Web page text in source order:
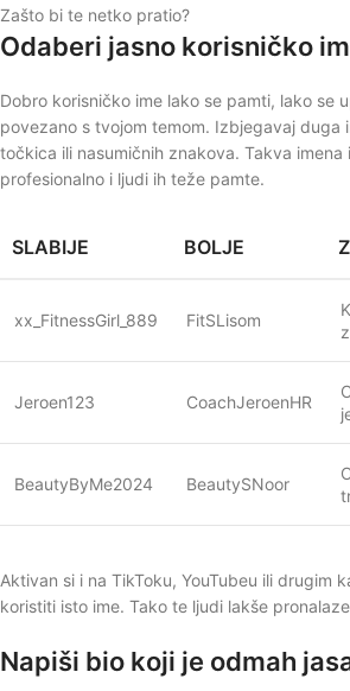
Zašto bi te netko pratio?
Odaberi jasno korisničko
Dobro korisničko ime lako se pamti, lako se
povezano s tvojom temom. Izbjegavaj duga
točkica ili nasumičnih znakova. Takva imena
profesionalno i ljudi ih teže pamte.
SLABIJE BOLJE
xx_FitnessGirl_889 FitSLisom
Jeroen123 CoachJeroenHR
BeautyByMe2024 BeautySNoor
Aktivan si i na TikToku, YouTubeu ili drugim
koristiti isto ime. Tako te ljudi lakše
Napiši bio koji je odmah